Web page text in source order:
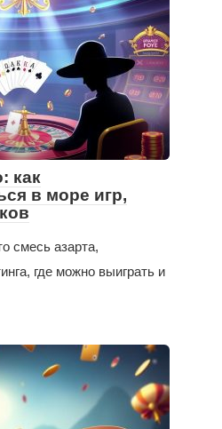
как
в море игр,
смесь азарта,
где можно выиграть и